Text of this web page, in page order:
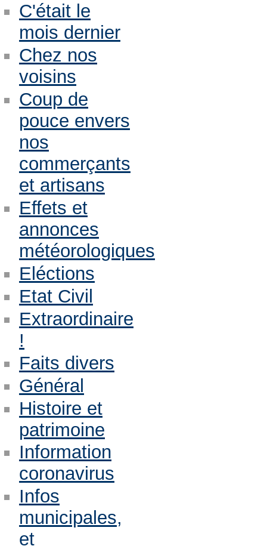
C'était le
mois dernier
Chez nos
voisins
Coup de
pouce envers
nos
commerçants
et artisans
Effets et
annonces
météorologiques
Eléctions
Etat Civil
Extraordinaire
!
Faits divers
Général
Histoire et
patrimoine
Information
coronavirus
Infos
municipales,
et